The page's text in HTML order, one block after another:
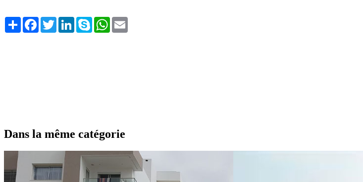
Share FacebookTwitterLinkedInSkype WhatsApp
Dans la même catégorie